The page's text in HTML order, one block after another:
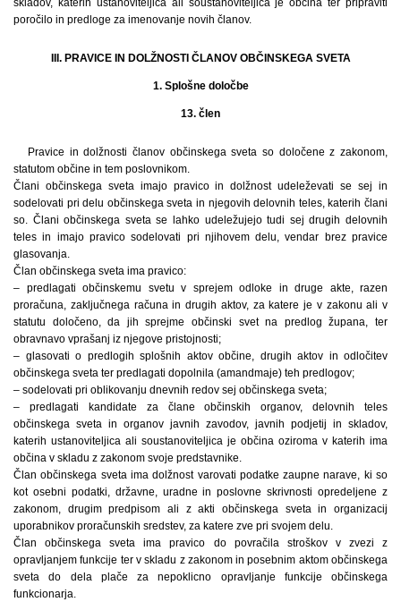
poročilo in predloge za imenovanje novih članov.
III. PRAVICE IN DOLŽNOSTI ČLANOV OBČINSKEGA SVETA
1. Splošne določbe
13. člen
Pravice in dolžnosti članov občinskega sveta so določene z zakonom,
statutom občine in tem poslovnikom.
Člani občinskega sveta imajo pravico in dolžnost udeleževati se sej in
sodelovati pri delu občinskega sveta in njegovih delovnih teles, katerih člani
so. Člani občinskega sveta se lahko udeležujejo tudi sej drugih delovnih
teles in imajo pravico sodelovati pri njihovem delu, vendar brez pravice
glasovanja.
Član občinskega sveta ima pravico:
– predlagati občinskemu svetu v sprejem odloke in druge akte, razen
proračuna, zaključnega računa in drugih aktov, za katere je v zakonu ali v
statutu določeno, da jih sprejme občinski svet na predlog župana, ter
obravnavo vprašanj iz njegove pristojnosti;
– glasovati o predlogih splošnih aktov občine, drugih aktov in odločitev
občinskega sveta ter predlagati dopolnila (amandmaje) teh predlogov;
– sodelovati pri oblikovanju dnevnih redov sej občinskega sveta;
– predlagati kandidate za člane občinskih organov, delovnih teles
občinskega sveta in organov javnih zavodov, javnih podjetij in skladov,
katerih ustanoviteljica ali soustanoviteljica je občina oziroma v katerih ima
občina v skladu z zakonom svoje predstavnike.
Član občinskega sveta ima dolžnost varovati podatke zaupne narave, ki so
kot osebni podatki, državne, uradne in poslovne skrivnosti opredeljene z
zakonom, drugim predpisom ali z akti občinskega sveta in organizacij
uporabnikov proračunskih sredstev, za katere zve pri svojem delu.
Član občinskega sveta ima pravico do povračila stroškov v zvezi z
opravljanjem funkcije ter v skladu z zakonom in posebnim aktom občinskega
sveta do dela plače za nepoklicno opravljanje funkcije občinskega
funkcionarja.